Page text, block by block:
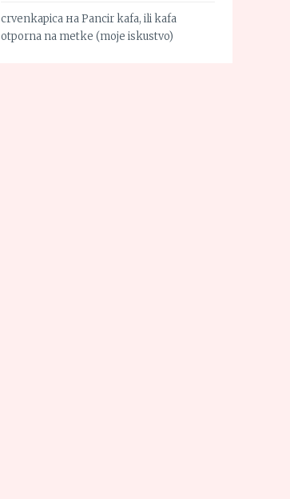
crvenkapica наPancir kafa, ili kafa
otporna na metke (moje iskustvo)